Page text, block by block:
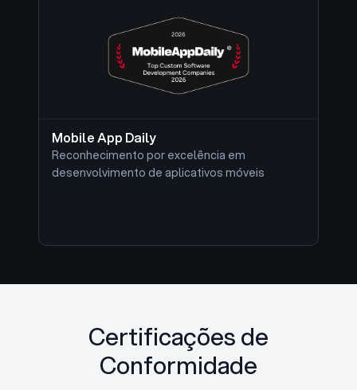
Mobile App Daily
Reconhecimento por excelência em
desenvolvimento de aplicativos móveis
Certificações de
Conformidade